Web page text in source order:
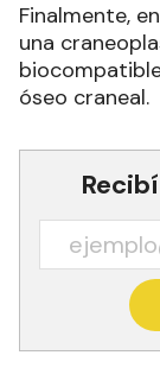
Finalmente,
una
óseo craneal.